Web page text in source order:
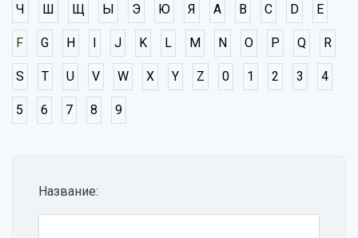
Название:
Ч Ш Щ Ы Э Ю Я A B C D E
F G H I J K L M N O P Q R
S T U V W X Y Z 0 1 2 3 4
5 6 7 8 9